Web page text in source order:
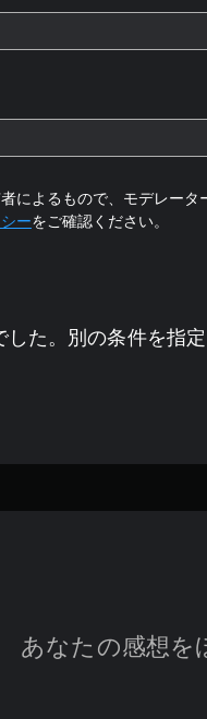
よるもので、モデレータ
ーをご確認ください。
た。別の条件を指定
あなたの感想を